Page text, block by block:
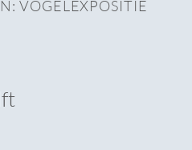
VOGELEXPOSITIE